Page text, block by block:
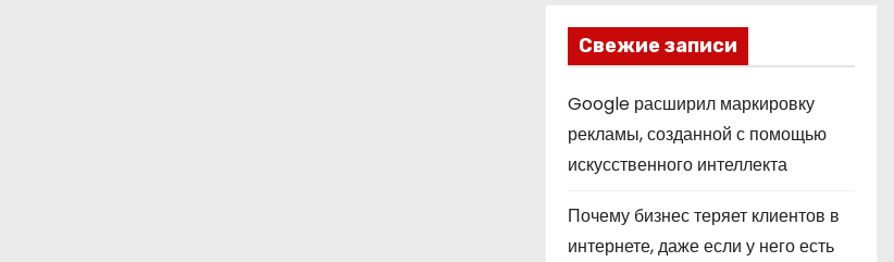
Свежие записи
Google расширил маркировку
рекламы, созданной с помощью
искусственного интеллекта
Почему бизнес теряет клиентов в
интернете, даже если у него есть